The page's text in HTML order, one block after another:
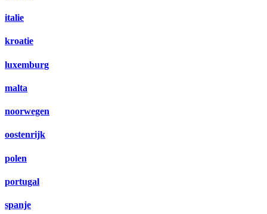
italie
kroatie
luxemburg
malta
noorwegen
oostenrijk
polen
portugal
spanje